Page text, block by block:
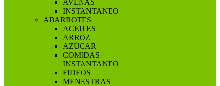
AVENAS
INSTANTANEO
ABARROTES
ACEITES
ARROZ
AZÚCAR
COMIDAS
INSTANTANEO
FIDEOS
MENESTRAS